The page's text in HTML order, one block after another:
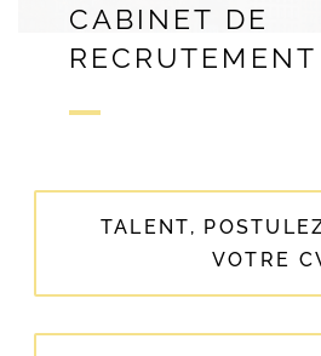
CABINET DE
RECRUTEMENT
TALENT,
VOTRE